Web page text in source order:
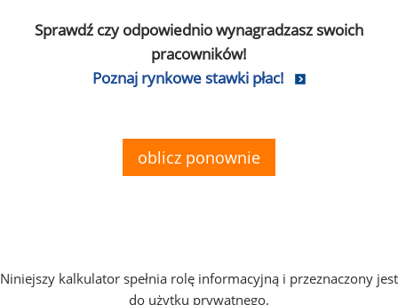
Sprawdź czy odpowiednio wynagradzasz swoich
pracowników!
Poznaj rynkowe stawki płac!
oblicz ponownie
Niniejszy kalkulator spełnia rolę informacyjną i przeznaczony jest
do użytku prywatnego.